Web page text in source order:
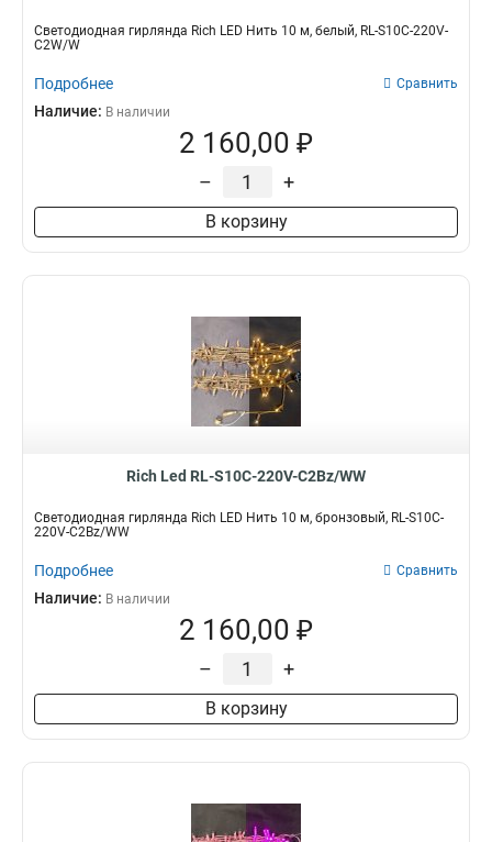
Светодиодная гирлянда Rich LED Нить 10 м, белый, RL-S10C-220V-
C2W/W
Подробнее Сравнить
Наличие: В наличии
2 160,00 ₽
– +
В корзину
Rich Led RL-S10C-220V-C2Bz/WW
Светодиодная гирлянда Rich LED Нить 10 м, бронзовый, RL-S10C-
220V-C2Bz/WW
Подробнее Сравнить
Наличие: В наличии
2 160,00 ₽
– +
В корзину